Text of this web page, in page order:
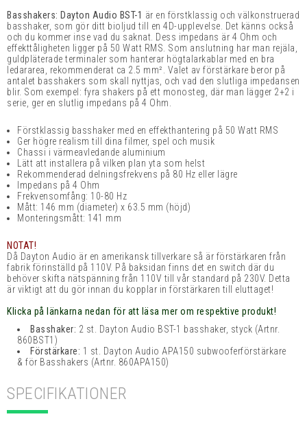
Basshakers: Dayton Audio BST-1 är en förstklassig och välkonstruerad
basshaker, som gör ditt bioljud till en 4D-upplevelse. Det känns också
och du kommer inse vad du saknat. Dess impedans är 4 Ohm och
effekttåligheten ligger på 50 Watt RMS. Som anslutning har man rejäla,
guldpläterade terminaler som hanterar högtalarkablar med en bra
ledararea, rekommenderat ca 2.5 mm². Valet av förstärkare beror på
antalet basshakers som skall nyttjas, och vad den slutliga impedansen
blir. Som exempel: fyra shakers på ett monosteg, där man lägger 2+2 i
serie, ger en slutlig impedans på 4 Ohm.
Förstklassig basshaker med en effekthantering på 50 Watt RMS
Ger högre realism till dina filmer, spel och musik
Chassi i värmeavledande aluminium
Lätt att installera på vilken plan yta som helst
Rekommenderad delningsfrekvens på 80 Hz eller lägre
Impedans på 4 Ohm
Frekvensomfång: 10-80 Hz
Mått: 146 mm (diameter) x 63.5 mm (höjd)
Monteringsmått: 141 mm
NOTAT!
Då Dayton Audio är en amerikansk tillverkare så är förstärkaren från
fabrik förinställd på 110V. På baksidan finns det en switch där du
behöver skifta nätspänning från 110V till vår standard på 230V. Detta
är viktigt att du gör innan du kopplar in förstärkaren till eluttaget!
Klicka på länkarna nedan för att läsa mer om respektive produkt!
Basshaker: 2 st. Dayton Audio BST-1 basshaker, styck (Artnr.
860BST1)
Förstärkare: 1 st. Dayton Audio APA150 subwooferförstärkare
& för Basshakers (Artnr. 860APA150)
SPECIFIKATIONER